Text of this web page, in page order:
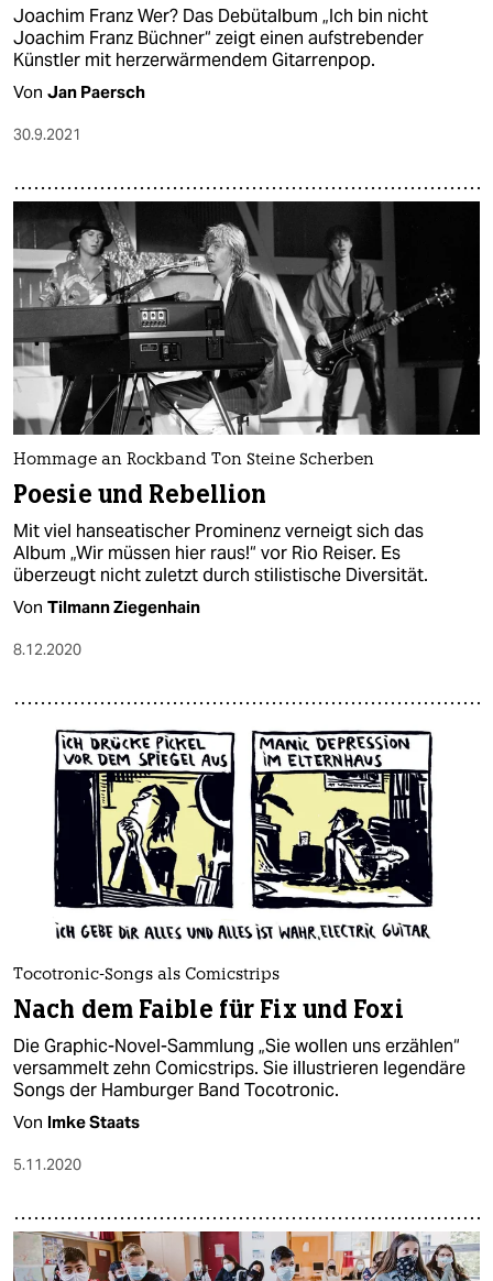
Joachim Franz Wer? Das Debütalbum „Ich bin nicht
Joachim Franz Büchner“ zeigt einen aufstrebender
Künstler mit herzerwärmendem Gitarrenpop.
Von Jan Paersch
30.9.2021
Hommage an Rockband Ton Steine Scherben
Poesie und Rebellion
Mit viel hanseatischer Prominenz verneigt sich das
Album „Wir müssen hier raus!“ vor Rio Reiser. Es
überzeugt nicht zuletzt durch stilistische Diversität.
Von Tilmann Ziegenhain
8.12.2020
Tocotronic-Songs als Comicstrips
Nach dem Faible für Fix und Foxi
Die Graphic-Novel-Sammlung „Sie wollen uns erzählen“
versammelt zehn Comicstrips. Sie illustrieren legendäre
Songs der Hamburger Band Tocotronic.
Von Imke Staats
5.11.2020